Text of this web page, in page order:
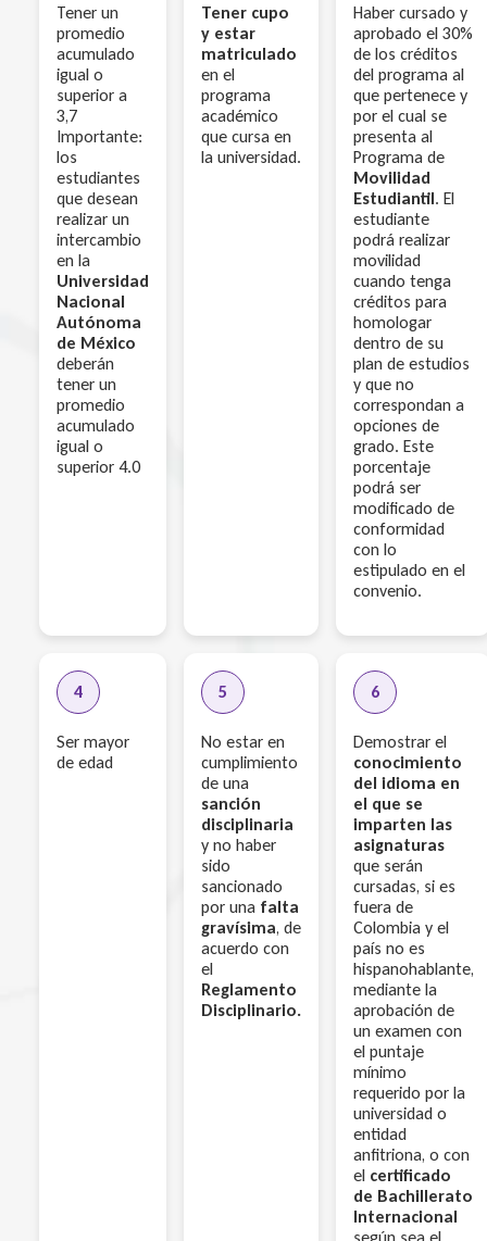
Tener un
promedio
acumulado
igual o
superior a
3,7
Importante:
los
estudiantes
que desean
realizar un
intercambio
en la
Universidad
Nacional
Autónoma
de México
deberán
tener un
promedio
acumulado
igual o
superior 4.0
Tener cupo
y estar
matriculado
en el
programa
académico
que cursa en
la universidad.
Haber cursado y
aprobado el 30%
de los créditos
del programa al
que pertenece y
por el cual se
presenta al
Programa de
Movilidad
Estudiantil. El
estudiante
podrá realizar
movilidad
cuando tenga
créditos para
homologar
dentro de su
plan de estudios
y que no
correspondan a
opciones de
grado. Este
porcentaje
podrá ser
modificado de
conformidad
con lo
estipulado en el
convenio.
4
Ser mayor
de edad
5
No estar en
cumplimiento
de una
sanción
disciplinaria
y no haber
sido
sancionado
por una falta
gravísima, de
acuerdo con
el
Reglamento
Disciplinario.
6
Demostrar el
conocimiento
del idioma en
el que se
imparten las
asignaturas
que serán
cursadas, si es
fuera de
Colombia y el
país no es
hispanohablante,
mediante la
aprobación de
un examen con
el puntaje
mínimo
requerido por la
universidad o
entidad
anfitriona, o con
el certificado
de Bachillerato
Internacional